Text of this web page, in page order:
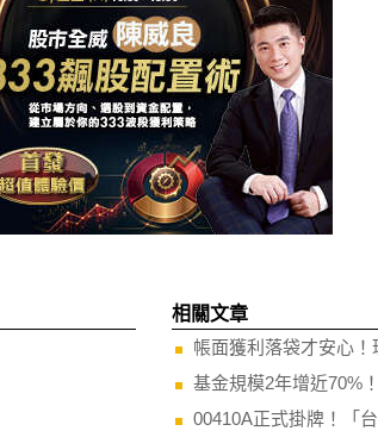
相關文章
帳面獲利落袋才安心
基金規模2年增近70%
00410A正式掛牌！「